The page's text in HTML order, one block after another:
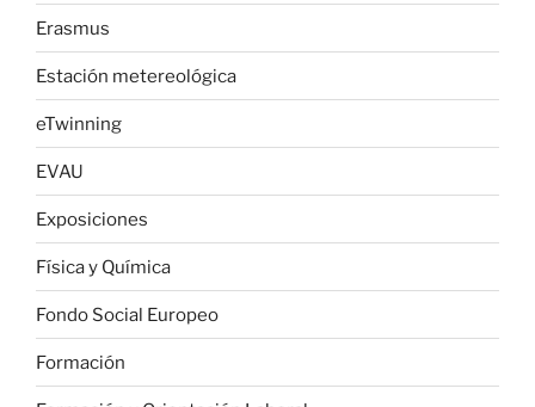
Erasmus
Estación metereológica
eTwinning
EVAU
Exposiciones
Física y Química
Fondo Social Europeo
Formación